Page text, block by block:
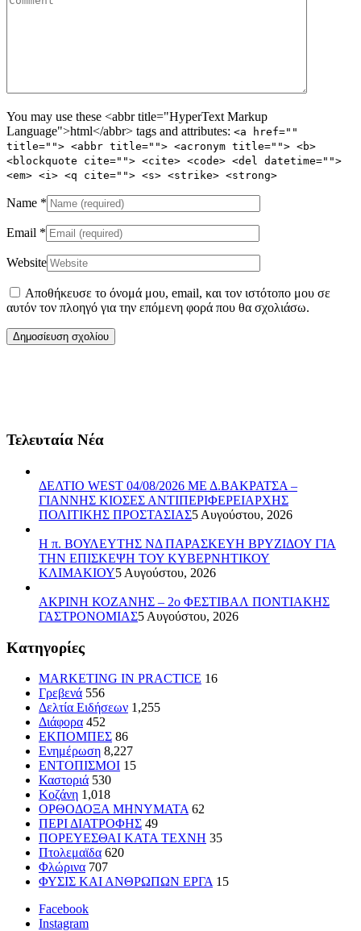
You may use these <abbr title="HyperText Markup
Language">html</abbr> tags and attributes: <a href=""
title=""> <abbr title=""> <acronym title=""> <b>
<blockquote cite=""> <cite> <code> <del datetime="">
<em> <i> <q cite=""> <s> <strike> <strong>
Name *
Email *
Website
Αποθήκευσε το όνομά μου, email, και τον ιστότοπο μου σε
αυτόν τον πλοηγό για την επόμενη φορά που θα σχολιάσω.
Τελευταία Νέα
ΔΕΛΤΙΟ WEST 04/08/2026 ΜΕ Δ.ΒΑΚΡΑΤΣΑ –
ΓΙΑΝΝΗΣ ΚΙΟΣΕΣ ΑΝΤΙΠΕΡΙΦΕΡΕΙΑΡΧΗΣ
ΠΟΛΙΤΙΚΗΣ ΠΡΟΣΤΑΣΙΑΣ5 Αυγούστου, 2026
Η π. ΒΟΥΛΕΥΤΗΣ ΝΔ ΠΑΡΑΣΚΕΥΗ ΒΡΥΖΙΔΟΥ ΓΙΑ
ΤΗΝ ΕΠΙΣΚΕΨΗ ΤΟΥ ΚΥΒΕΡΝΗΤΙΚΟΥ
ΚΛΙΜΑΚΙΟΥ5 Αυγούστου, 2026
ΑΚΡΙΝΗ ΚΟΖΑΝΗΣ – 2ο ΦΕΣΤΙΒΑΛ ΠΟΝΤΙΑΚΗΣ
ΓΑΣΤΡΟΝΟΜΙΑΣ5 Αυγούστου, 2026
Kατηγορίες
MARKETING IN PRACTICE 16
Γρεβενά 556
Δελτία Ειδήσεων 1,255
Διάφορα 452
ΕΚΠΟΜΠΕΣ 86
Ενημέρωση 8,227
ΕΝΤΟΠΙΣΜΟΙ 15
Καστοριά 530
Κοζάνη 1,018
ΟΡΘΟΔΟΞΑ ΜΗΝΥΜΑΤΑ 62
ΠΕΡΙ ΔΙΑΤΡΟΦΗΣ 49
ΠΟΡΕΥΕΣΘΑΙ ΚΑΤΑ ΤΕΧΝΗ 35
Πτολεμαϊδα 620
Φλώρινα 707
ΦΥΣΙΣ ΚΑΙ ΑΝΘΡΩΠΩΝ ΕΡΓΑ 15
Facebook
Instagram